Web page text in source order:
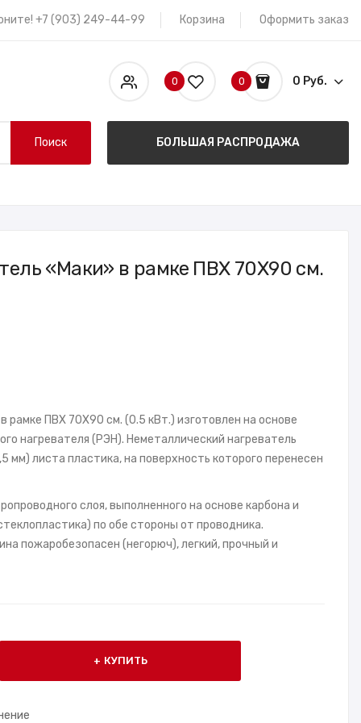
+7 (903) 249-44-99 Корзина Оформить заказ
0 0 0 Руб.
Поиск БОЛЬШАЯ РАСПРОДАЖА
«Маки» в рамке ПВХ 70X90 см.
рамке ПВХ 70X90 см. (0.5 кВт.) изготовлен на основе
нагревателя (РЭН). Неметаллический нагреватель
мм) листа пластика, на поверхность которого перенесен
слоя, выполненного на основе карбона и
по обе стороны от проводника.
пожаробезопасен (негорюч), легкий, прочный и
КУПИТЬ